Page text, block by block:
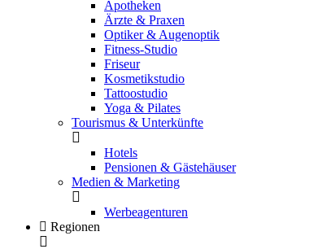
Apotheken
Ärzte & Praxen
Optiker & Augenoptik
Fitness-Studio
Friseur
Kosmetikstudio
Tattoostudio
Yoga & Pilates
Tourismus & Unterkünfte
Hotels
Pensionen & Gästehäuser
Medien & Marketing
Werbeagenturen
Regionen